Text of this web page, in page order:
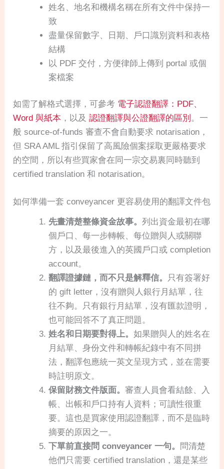
姓名、地名和機構名稱在所有文件中保持一
致
盡量保留數字、日期、戶口識別資料和表格
結構
以 PDF 交付，方便律師上傳到 portal 或個
案檔案
如需了解格式選擇，可參考 電子認證翻譯：PDF、
Word 與紙本 ，以及認證翻譯與公證翻譯的區別 。一
般 source-of-funds 審查不會自動要求 notarisation，
但 SRA AML 指引保留了高風險個案採取更嚴格要求
的空間，所以有些買家會在同一宗交易裏同時聽到
certified translation 和 notarisation。
如何準備一套 conveyancer 更容易使用的翻譯文件包
先畫清楚整條資金故事。列出資金最初在哪
個戶口、每一步轉帳、每位贈與人或關聯
方，以及最後進入的英國戶口或 completion
account。
翻譯證據鏈，而不只是解釋信。 只有簽署好
的 gift letter，沒有贈與人銀行月結單，往
往不夠。只有銀行月結單，沒有匯款證明，
也可能回答不了真正問題。
姓名和日期要對得上。如果贈與人的姓名在
月結單、身份文件和轉帳紀錄中有不同拼
法，翻譯包應統一英文呈現方式，並在需要
時註明原文。
保留財務文件版面。 審查人員會看結餘、入
帳、出帳和戶口持有人資料；可讀性很重
要。這也是買家使用認證翻譯，而不是臨時
摘要的原因之一。
下單前直接問 conveyancer 一句。 問清楚
他們只需要 certified translation，還是某些